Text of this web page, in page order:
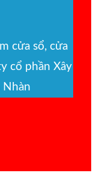
cửa sổ, cửa
cổ phần Xây
Nhàn